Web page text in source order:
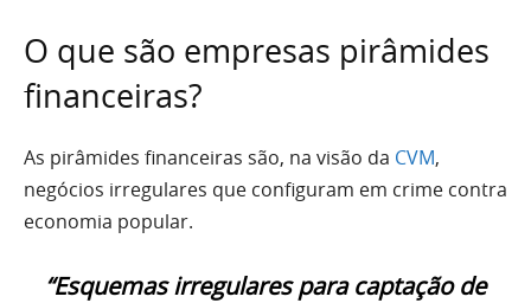
O que são empresas pirâmides
financeiras?
As pirâmides financeiras são, na visão da CVM,
negócios irregulares que configuram em crime contra
economia popular.
“Esquemas irregulares para captação de